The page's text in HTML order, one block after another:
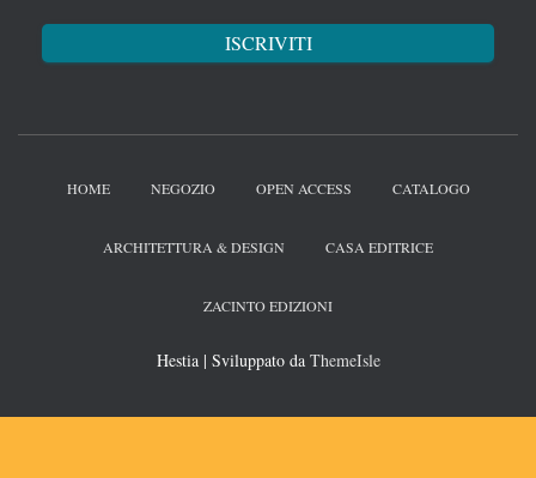
HOME NEGOZIO OPEN ACCESS CATALOGO
ARCHITETTURA & DESIGN CASA EDITRICE
ZACINTO EDIZIONI
Hestia | Sviluppato da ThemeIsle